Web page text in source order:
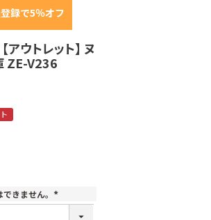
録で5％オフ
【アウトレット】 ヌ
ZE-V236
きません。
(